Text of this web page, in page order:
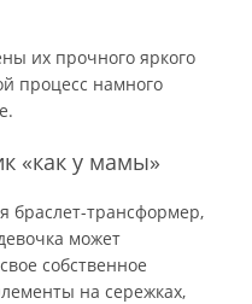
их прочного яркого
процесс намного
«как у мамы»
браслет-трансформер,
может
собственное
на сережках,